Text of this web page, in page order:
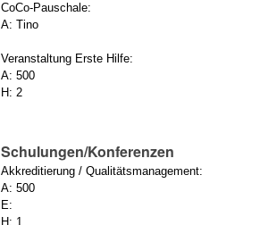
CoCo-Pauschale:
A: Tino
Veranstaltung Erste Hilfe:
A: 500
H: 2
Schulungen/Konferenzen
Akkreditierung / Qualitätsmanagement:
A: 500
E:
H: 1